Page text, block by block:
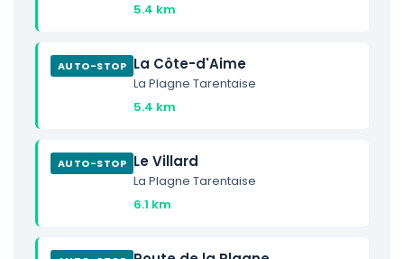
5.4 km
AUTO-STOP La Côte-d'Aime
La Plagne Tarentaise
5.4 km
AUTO-STOP Le Villard
La Plagne Tarentaise
6.1 km